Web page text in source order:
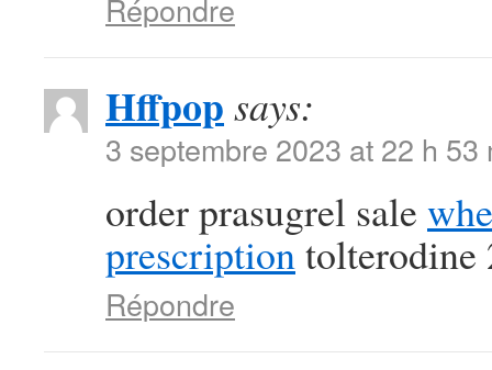
Répondre
Hffpop says:
3 septembre 2023 at 22 h 53
order prasugrel sale
prescriptiontolterodine
Répondre